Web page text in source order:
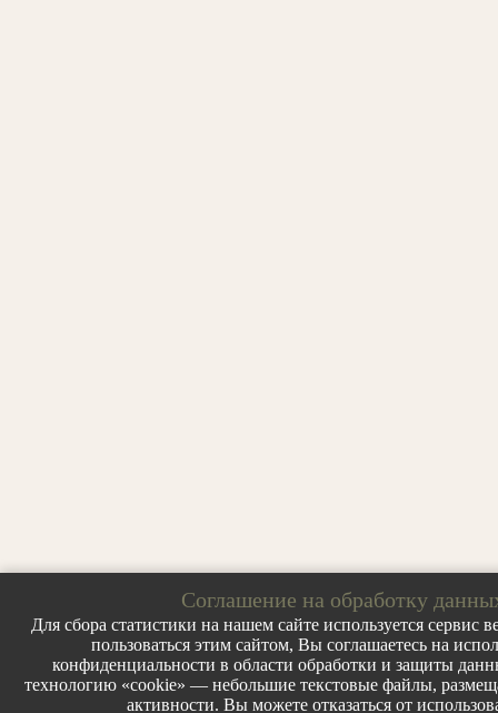
Соглашение на обработку
Для сбора статистики на нашем сайте используется
пользоваться этим сайтом, Вы соглашаетесь на
конфиденциальности в области обработки и защиты
технологию «cookie» — небольшие текстовые файлы,
активности. Вы можете отказаться от